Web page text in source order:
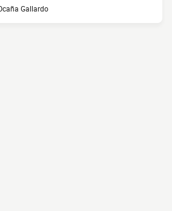
Gallardo